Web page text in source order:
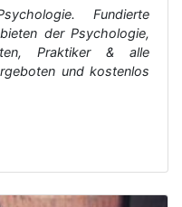
Fundierte
der Psychologie,
Praktiker & alle
und kostenlos